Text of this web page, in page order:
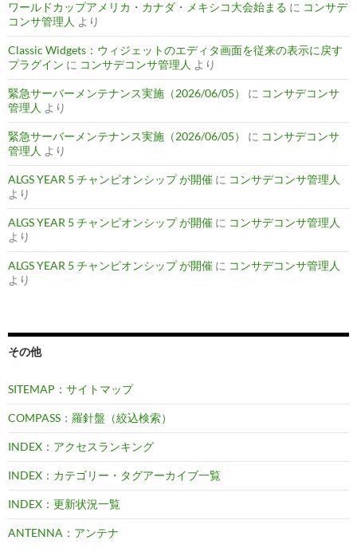
ワールドカップアメリカ・カナダ・メキシコ大会始まる に コンサデ
コンサ管理人 より
Classic Widgets：ウィジェットのエディタ画面を従来の表示に戻す
プラグイン に コンサデコンサ管理人 より
緊急サーバーメンテナンス実施（2026/06/05） に コンサデコンサ
管理人 より
緊急サーバーメンテナンス実施（2026/06/05） に コンサデコンサ
管理人 より
ALGS YEAR 5 チャンピオンシップ が開催 に コンサデコンサ管理人
より
ALGS YEAR 5 チャンピオンシップ が開催 に コンサデコンサ管理人
より
ALGS YEAR 5 チャンピオンシップ が開催 に コンサデコンサ管理人
より
その他
SITEMAP：サイトマップ
COMPASS：羅針盤（絞込検索）
INDEX：アクセスランキング
INDEX：カテゴリー・タグアーカイブ一覧
INDEX：更新状況一覧
ANTENNA：アンテナ